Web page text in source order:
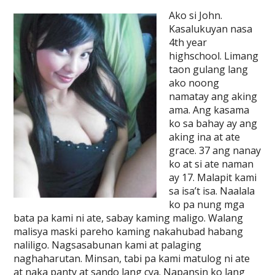
Ako si John.
Kasalukuyan nasa
4th year
highschool. Limang
taon gulang lang
ako noong
namatay ang aking
ama. Ang kasama
ko sa bahay ay ang
aking ina at ate
grace. 37 ang nanay
ko at si ate naman
ay 17. Malapit kami
sa isa’t isa. Naalala
ko pa nung mga
bata pa kami ni ate, sabay kaming maligo. Walang
malisya maski pareho kaming nakahubad habang
naliligo. Nagsasabunan kami at palaging
naghaharutan. Minsan, tabi pa kami matulog ni ate
at naka panty at sando lang cya. Napansin ko lang